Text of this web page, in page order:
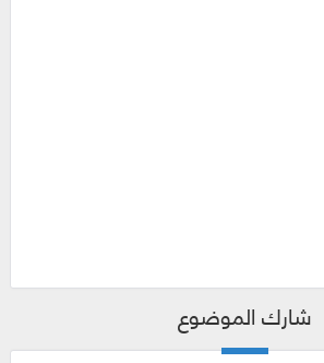
شارك الموضوع